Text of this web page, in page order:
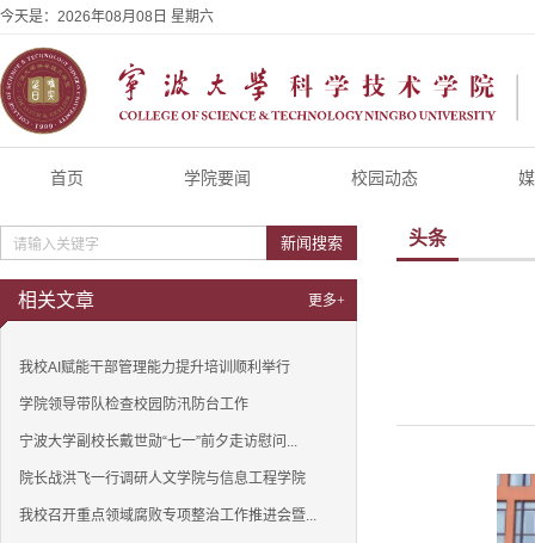
今天是： 2026年08月08日 星期六
首页 学院要闻 校园动态
新闻搜索
相关文章 更多+
我校AI赋能干部管理能力提升培训顺利举行
学院领导带队检查校园防汛防台工作
宁波大学副校长戴世勋“七一”前夕走访慰问...
院长战洪飞一行调研人文学院与信息工程学院
我校召开重点领域腐败专项整治工作推进会暨...
头条